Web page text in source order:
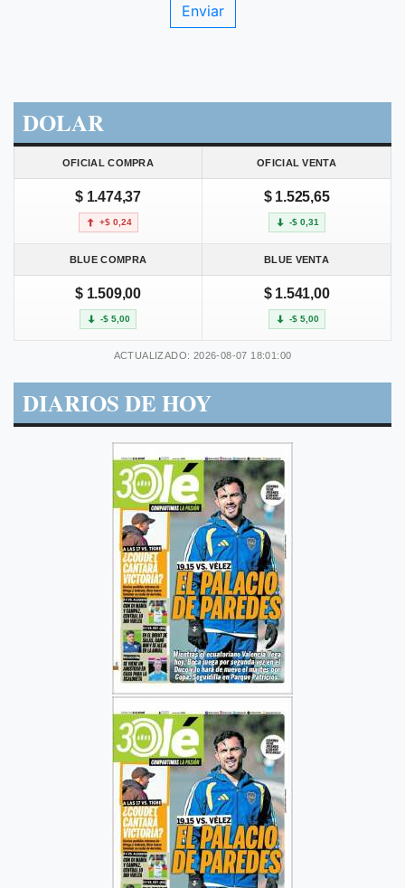
DOLAR
OFICIAL COMPRA OFICIAL VENTA
$ 1.474,37
+$ 0,24
$ 1.525,65
-$ 0,31
BLUE COMPRA BLUE VENTA
$ 1.509,00
-$ 5,00
$ 1.541,00
-$ 5,00
ACTUALIZADO: 2026-08-07 18:01:00
DIARIOS DE HOY